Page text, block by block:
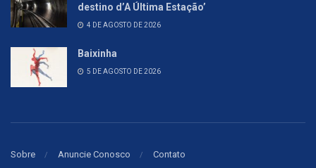
destino d’A Última Estação’
4 DE AGOSTO DE 2026
Baixinha
5 DE AGOSTO DE 2026
Sobre Anuncie Conosco Contato